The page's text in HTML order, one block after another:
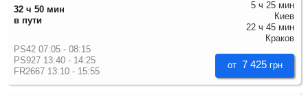
32 ч 50 мин
в пути
от 7 425 грн
5 ч 25 мин
Киев
22 ч 45 мин
Краков
PS42 07:05 - 08:15
PS927 13:40 - 14:25
FR2667 13:10 - 15:55